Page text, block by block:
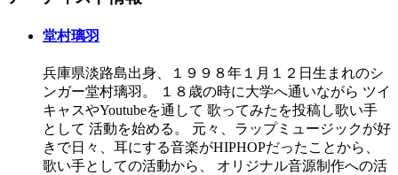
堂村璃羽
兵庫県淡路島出身、１９９８年１月１２日生まれのシ
ンガー堂村璃羽。 １８歳の時に大学へ通いながら ツイ
キャスやYoutubeを通して 歌ってみたを投稿し歌い手
として 活動を始める。 元々、ラップミュージックが好
きで日々、耳にする音楽がHIPHOPだったことから、
歌い手としての活動から、 オリジナル音源制作への活